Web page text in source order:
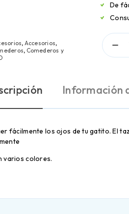
, Accesorios,
, Comederos y
De
Información
fácilmente los ojos de tu gatito. El
varios colores.